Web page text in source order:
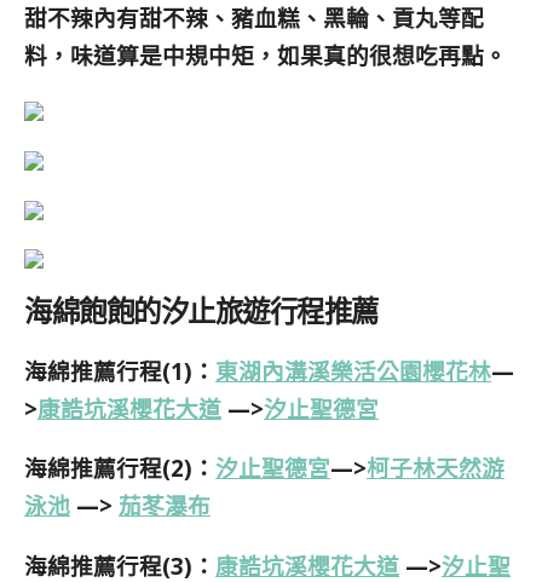
甜不辣內有甜不辣、豬血糕、黑輪、貢丸等配
料，味道算是中規中矩，如果真的很想吃再點。
海綿飽飽的汐止旅遊行程推薦
海綿推薦行程(1)： 東湖內溝溪樂活公園櫻花林—
>康誥坑溪櫻花大道 —>汐止聖德宮
海綿推薦行程(2)： 汐止聖德宮—>柯子林天然游
泳池 —> 茄苳瀑布
海綿推薦行程(3)： 康誥坑溪櫻花大道 —>汐止聖